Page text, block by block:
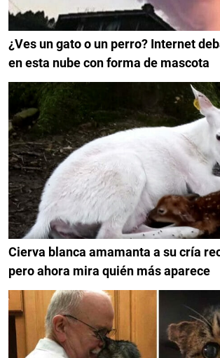
¿Ves un gato o un perro? Internet
en esta nube con forma de mascota
Cierva blanca amamanta a su cría
pero ahora mira quién más aparece